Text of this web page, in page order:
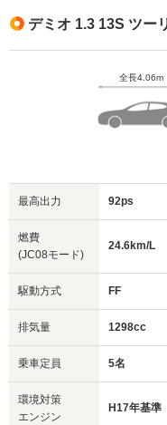
デミオ 1.3 13S ツー
全長4.06m
最高出力 92ps
燃費
(JC08モード)
24.6km/L
駆動方式 FF
排気量 1298cc
乗車定員 5名
環境対策
エンジン
H17年